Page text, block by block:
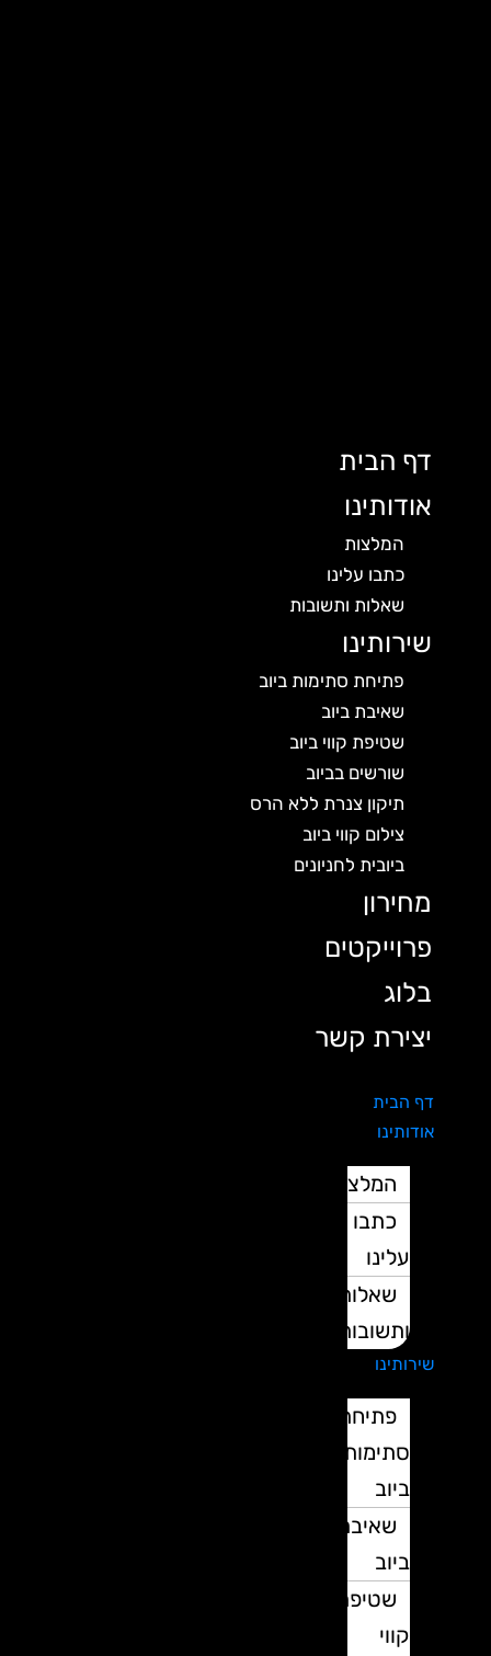
דף הבית
אודותינו
המלצות
כתבו עלינו
שאלות ותשובות
שירותינו
פתיחת סתימות ביוב
שאיבת ביוב
שטיפת קווי ביוב
שורשים בביוב
תיקון צנרת ללא הרס
צילום קווי ביוב
ביובית לחניונים
מחירון
פרוייקטים
בלוג
יצירת קשר
דף הבית
אודותינו
המלצות
כתבו
עלינו
שאלות
ותשובות
שירותינו
פתיחת
סתימות
ביוב
שאיבת
ביוב
שטיפת
קווי